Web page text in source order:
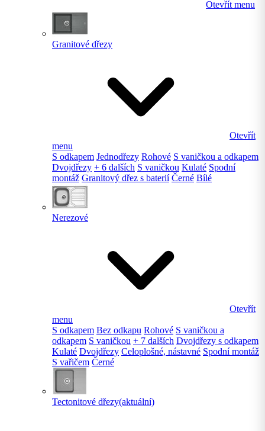
Otevřít menu
Granitové dřezy
Otevřít
menu
S odkapem Jednodřezy Rohové S vaničkou a odkapem
Dvojdřezy + 6 dalších S vaničkou Kulaté Spodní
montáž Granitový dřez s baterií Černé Bílé
Nerezové
Otevřít
menu
S odkapem Bez odkapu Rohové S vaničkou a
odkapem S vaničkou + 7 dalších Dvojdřezy s odkapem
Kulaté Dvojdřezy Celoplošné, nástavné Spodní montáž
S vařičem Černé
Tectonitové dřezy(aktuální)